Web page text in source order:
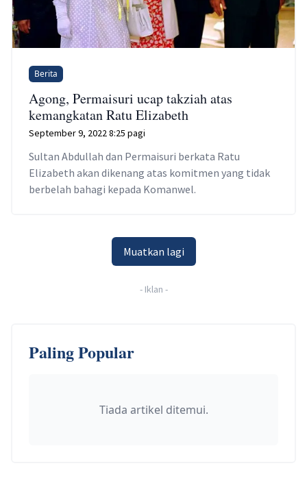
Berita
Agong, Permaisuri ucap takziah atas
kemangkatan Ratu Elizabeth
September 9, 2022 8:25 pagi
Sultan Abdullah dan Permaisuri berkata Ratu
Elizabeth akan dikenang atas komitmen yang tidak
berbelah bahagi kepada Komanwel.
Muatkan lagi
- Iklan -
Paling Popular
Tiada artikel ditemui.